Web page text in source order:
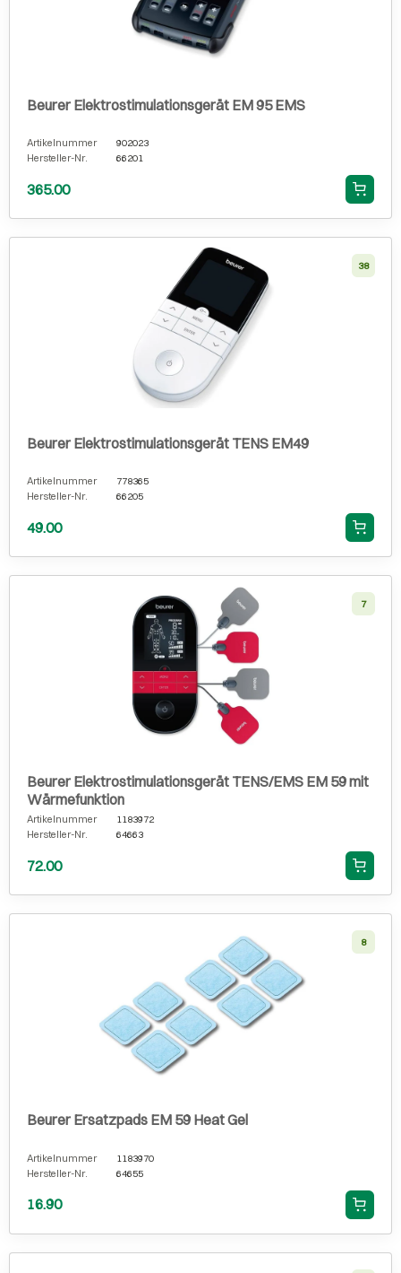
Beurer Elektrostimulationsgerät EM 95 EMS
Artikelnummer
902023
Hersteller-Nr.
66201
365.00
38
Beurer Elektrostimulationsgerät TENS EM49
Artikelnummer
778365
Hersteller-Nr.
66205
49.00
7
Beurer Elektrostimulationsgerät TENS/EMS EM 59 mit
Wärmefunktion
Artikelnummer
1183972
Hersteller-Nr.
64663
72.00
8
Beurer Ersatzpads EM 59 Heat Gel
Artikelnummer
1183970
Hersteller-Nr.
64655
16.90